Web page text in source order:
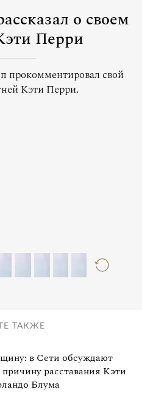
о своем
Перри
прокомментировал свой
Кэти Перри.
ТАКЖЕ
в Сети обсуждают
расставания Кэти
Блума